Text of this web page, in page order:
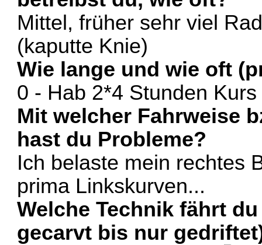
Mittel, früher sehr viel
(kaputte Knie)
Wie lange und wie oft
0 - Hab 2*4 Stunden
Mit welcher Fahrweise
hast du Probleme?
Ich belaste mein rechtes
prima Linkskurven...
Welche Technik fährt
gecarvt bis nur